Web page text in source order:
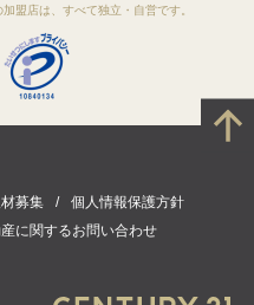
盟店は、すべて独立・自営です。
募集
個人情報保護方針
に関するお問い合わせ